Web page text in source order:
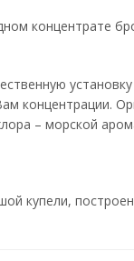
концентрате
концентрации.
– морской
купели,